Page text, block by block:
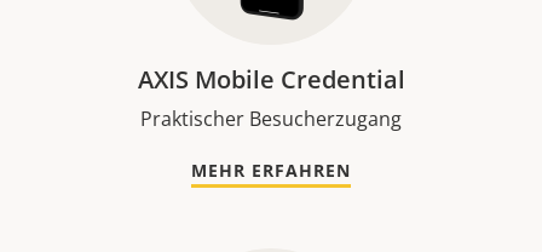
AXIS Mobile Credential
Praktischer Besucherzugang
MEHR ERFAHREN